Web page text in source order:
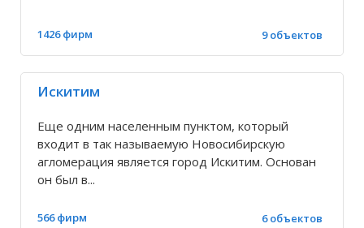
Бобровка
Болотное
Большой Изырак
Большой Оеш
Боровое
1426 фирм 9 объектов
Искитим
Еще одним населенным пунктом, который
входит в так называемую Новосибирскую
агломерация является город Искитим. Основан
он был в...
566 фирм 6 объектов